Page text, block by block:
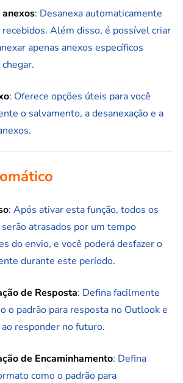
: Desanexa automaticamente
Além disso, é possível criar
apenas anexos específicos
: Oferece opções úteis para você
o salvamento, a desanexação e a
: Após ativar esta função, todos os
atrasados por um tempo
do envio, e você poderá desfazer o
durante este período.
de Resposta: Defina facilmente
o padrão para resposta no Outlook e
responder no futuro.
de Encaminhamento: Defina
como o padrão para